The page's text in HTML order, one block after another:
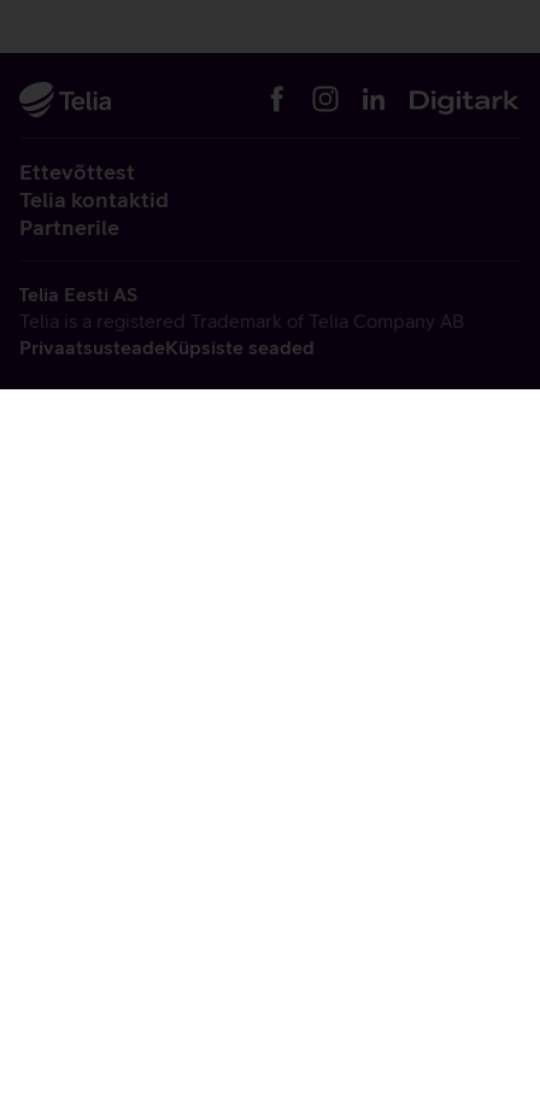
Ettevõttest
Telia kontaktid
Partnerile
Telia Eesti AS
Telia is a registered Trademark of Telia Company AB
PrivaatsusteadeKüpsiste seaded